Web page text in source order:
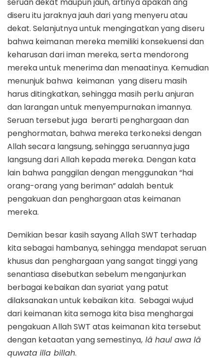
diseru itu jaraknya jauh dari yang menyeru atau
dekat. Selanjutnya untuk mengingatkan yang diseru
bahwa keimanan mereka memiliki konsekuensi dan
keharusan dari iman mereka, serta mendorong
mereka untuk menerima dan menaatinya. Kemudian
menunjuk bahwa keimanan yang diseru masih
harus ditingkatkan, sehingga masih perlu anjuran
dan larangan untuk menyempurnakan imannya.
Seruan tersebut juga berarti penghargaan dan
penghormatan, bahwa mereka terkoneksi dengan
Allah secara langsung, sehingga seruannya juga
langsung dari Allah kepada mereka. Dengan kata
lain bahwa panggilan dengan menggunakan “hai
orang-orang yang beriman” adalah bentuk
pengakuan dan penghargaan atas keimanan
mereka.
Demikian besar kasih sayang Allah SWT terhadap
kita sebagai hambanya, sehingga mendapat seruan
khusus dan penghargaan yang sangat tinggi yang
senantiasa disebutkan sebelum menganjurkan
berbagai kebaikan dan syariat yang patut
dilaksanakan untuk kebaikan kita. Sebagai wujud
dari keimanan kita semoga kita bisa menghargai
pengakuan Allah SWT atas keimanan kita tersebut
dengan ketaatan yang semestinya, lâ haul awa lâ
quwata illa billah.